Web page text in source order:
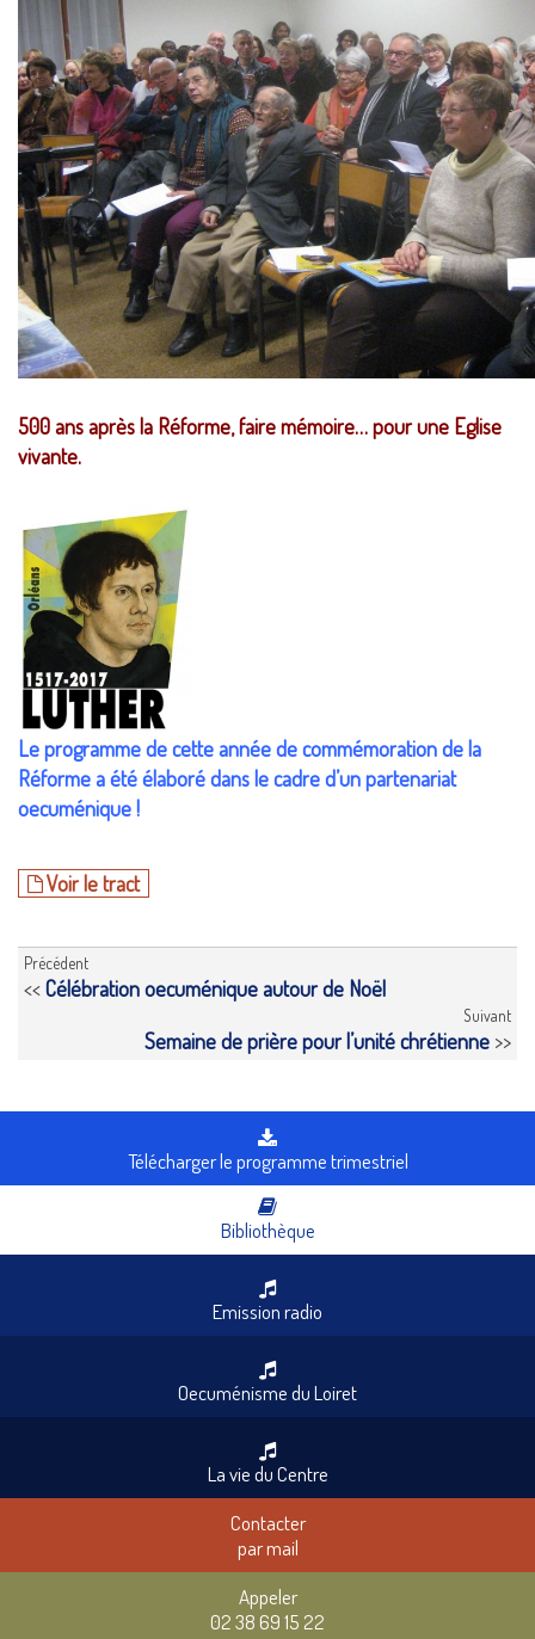
500 ans après la Réforme, faire mémoire… pour une Eglise
vivante.
Le programme de cette année de commémoration de la
Réforme a été élaboré dans le cadre d’un partenariat
oecuménique !
Voir le tract
Précédent
<<Célébration oecuménique autour de Noël
Suivant
Semaine de prière pour l’unité chrétienne >>
Télécharger le programme trimestriel
Bibliothèque
Emission radio
Oecuménisme du Loiret
La vie du Centre
Contacter
par mail
Appeler
02 38 69 15 22